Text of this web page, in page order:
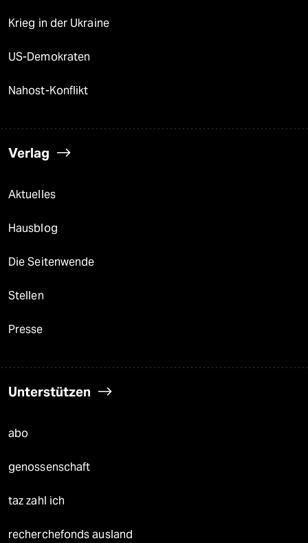
Krieg in der Ukraine
US-Demokraten
Nahost-Konflikt
Verlag
Aktuelles
Hausblog
Die Seitenwende
Stellen
Presse
Unterstützen
abo
genossenschaft
taz zahl ich
recherchefonds ausland